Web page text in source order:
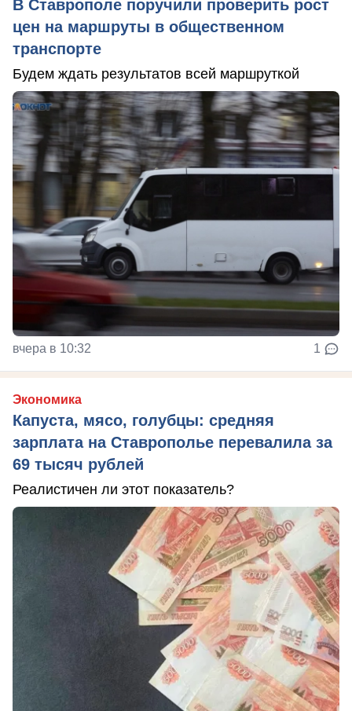
В Ставрополе поручили проверить рост
цен на маршруты в общественном
транспорте
Будем ждать результатов всей маршруткой
вчера в 10:32 1
Экономика
Капуста, мясо, голубцы: средняя
зарплата на Ставрополье перевалила за
69 тысяч рублей
Реалистичен ли этот показатель?